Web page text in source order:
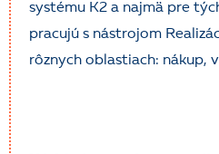
systému K2 a najmä pre
pracujú s nástrojom
rôznych oblastiach: nákup,